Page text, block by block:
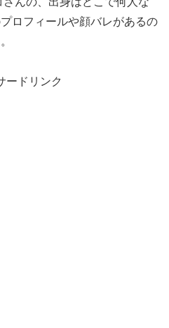
ロフィールや顔バレがあるの
ードリンク